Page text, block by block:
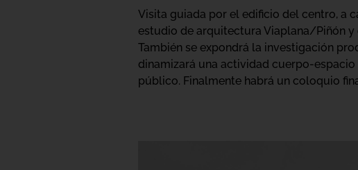
Visita guiada por el edificio del centro, a
estudio de arquitectura Viaplana/Piñón
También se expondrá la investigación
dinamizará una actividad cuerpo-
público. Finalmente habrá un coloquio